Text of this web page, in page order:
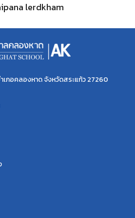
lerdkham
เภอคลองหาด จังหวัดสระแก้ว 27260